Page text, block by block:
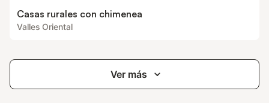
Casas rurales con chimenea
Valles Oriental
Ver más